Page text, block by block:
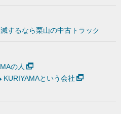
するなら栗山の中古トラック
の人
KURIYAMAという会社